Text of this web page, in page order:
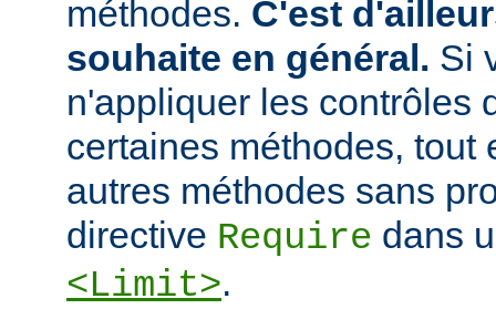
méthodes. C'est
souhaite en général. Si
n'appliquer les contrôles
certaines méthodes, tout
autres méthodes sans
directive Require dans
<Limit>.